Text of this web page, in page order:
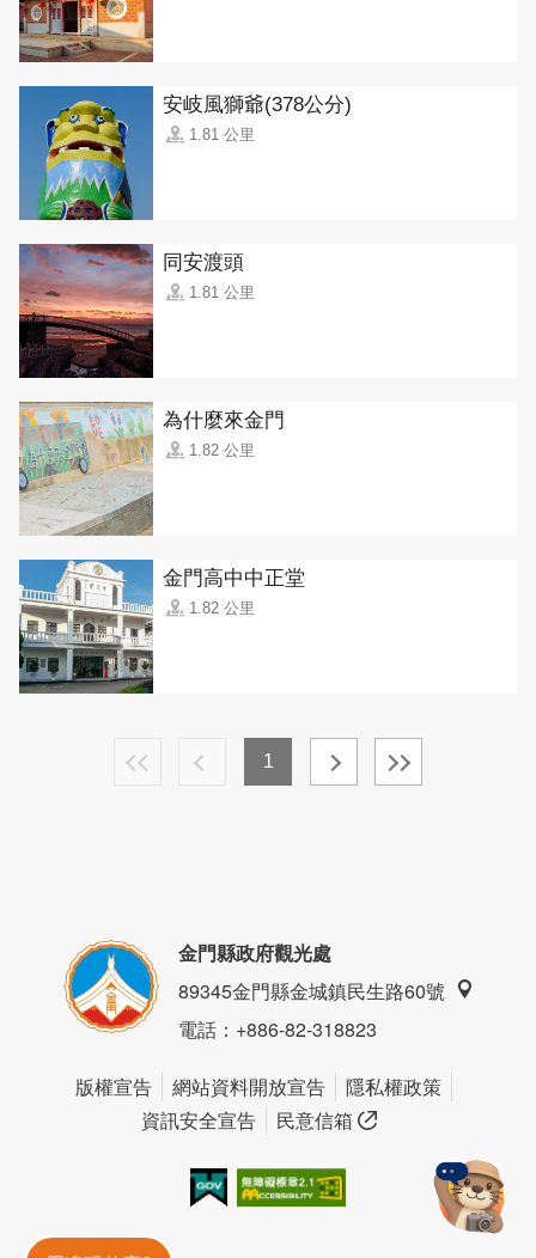
安岐風獅爺(378公分)
1.81 公里
同安渡頭
1.81 公里
為什麼來金門
1.82 公里
金門高中中正堂
1.82 公里
1
金門縣政府觀光處
89345金門縣金城鎮民生路60號
電話：+886-82-318823
版權宣告 網站資料開放宣告
隱私權政策
資訊安全宣告
民意信箱